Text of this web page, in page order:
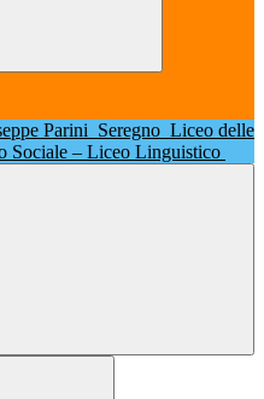
Parini Seregno Liceo delle
Sociale – Liceo Linguistico